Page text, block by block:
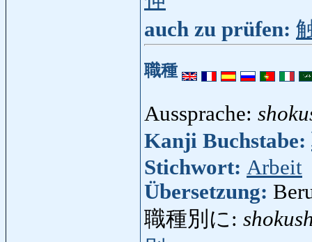
auch zu prüfen:
職種
Aussprache:
Kanji Buchstabe:
Stichwort: Arbeit
Übersetzung:
職種別に: